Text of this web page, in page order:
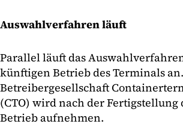
Auswahlverfahren läuft
Parallel läuft das
künftigen Betrieb des Terminals
Betreibergesellschaft
(CTO) wird nach der Fertigstellung
Betrieb aufnehmen.